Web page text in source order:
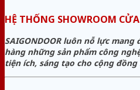
HỆ THỐNG SHOWROOM
SAIGONDOOR luôn nỗ lực
hàng những sản phẩm công
tiện ích, sáng tạo cho cộng